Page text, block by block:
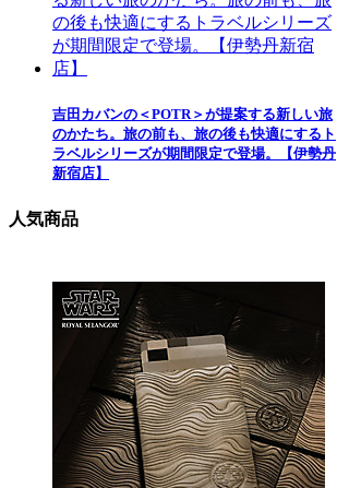
吉田カバンの＜POTR＞が提案する新しい旅
のかたち。旅の前も、旅の後も快適にするト
ラベルシリーズが期間限定で登場。【伊勢丹
新宿店】
人気商品